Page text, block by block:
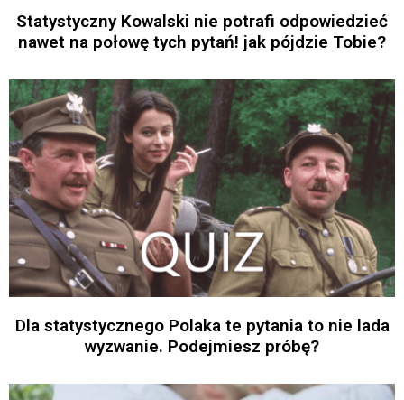
Statystyczny Kowalski nie potrafi odpowiedzieć
nawet na połowę tych pytań! jak pójdzie Tobie?
Dla statystycznego Polaka te pytania to nie lada
wyzwanie. Podejmiesz próbę?